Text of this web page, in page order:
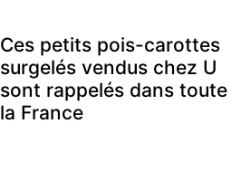
Ces petits pois-carottes
surgelés vendus chez U
sont rappelés dans toute
la France